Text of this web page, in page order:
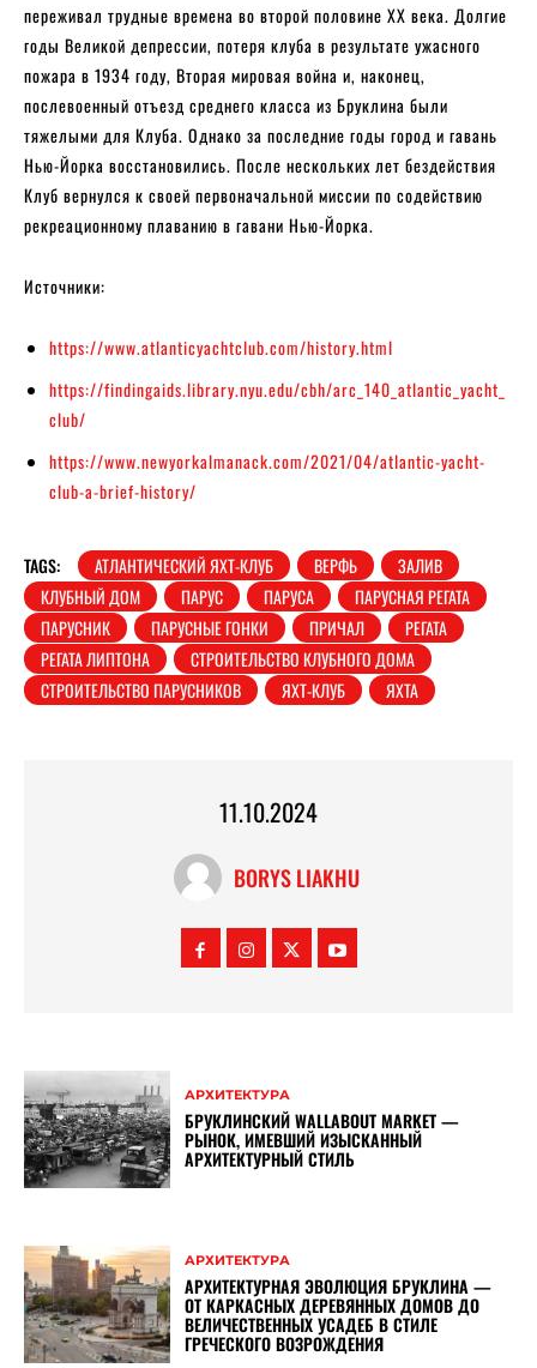
переживал трудные времена во второй половине XX века. Долгие
годы Великой депрессии, потеря клуба в результате ужасного
пожара в 1934 году, Вторая мировая война и, наконец,
послевоенный отъезд среднего класса из Бруклина были
тяжелыми для Клуба. Однако за последние годы город и гавань
Нью-Йорка восстановились. После нескольких лет бездействия
Клуб вернулся к своей первоначальной миссии по содействию
рекреационному плаванию в гавани Нью-Йорка.
Источники:
https://www.atlanticyachtclub.com/history.html
https://findingaids.library.nyu.edu/cbh/arc_140_atlantic_yacht_
club/
https://www.newyorkalmanack.com/2021/04/atlantic-yacht-
club-a-brief-history/
TAGS: АТЛАНТИЧЕСКИЙ ЯХТ-КЛУБ ВЕРФЬ
ЗАЛИВ
КЛУБНЫЙ ДОМ
ПАРУС ПАРУСА
ПАРУСНАЯ РЕГАТА
ПАРУСНИК
ПАРУСНЫЕ ГОНКИ ПРИЧАЛ
РЕГАТА
РЕГАТА ЛИПТОНА
СТРОИТЕЛЬСТВО КЛУБНОГО ДОМА
СТРОИТЕЛЬСТВО ПАРУСНИКОВ
ЯХТ-КЛУБ ЯХТА
11.10.2024
BORYS LIAKHU
АРХИТЕКТУРА
БРУКЛИНСКИЙ WALLABOUT MARKET —
РЫНОК, ИМЕВШИЙ ИЗЫСКАННЫЙ
АРХИТЕКТУРНЫЙ СТИЛЬ
АРХИТЕКТУРА
АРХИТЕКТУРНАЯ ЭВОЛЮЦИЯ БРУКЛИНА —
ОТ КАРКАСНЫХ ДЕРЕВЯННЫХ ДОМОВ ДО
ВЕЛИЧЕСТВЕННЫХ УСАДЕБ В СТИЛЕ
ГРЕЧЕСКОГО ВОЗРОЖДЕНИЯ